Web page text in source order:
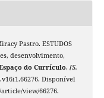
Pastro. ESTUDOS
desenvolvimento,
do Currículo, [S.
Disponível
view/66276.